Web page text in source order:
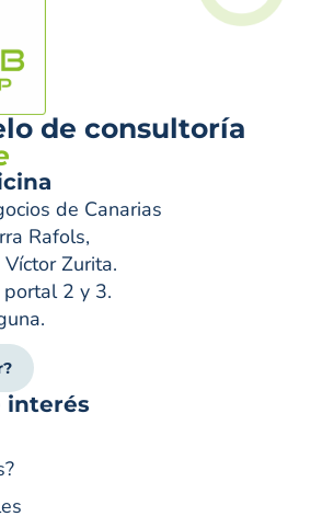
de consultoría
de Canarias
Rafols,
Zurita.
portal 2 y 3.
interés